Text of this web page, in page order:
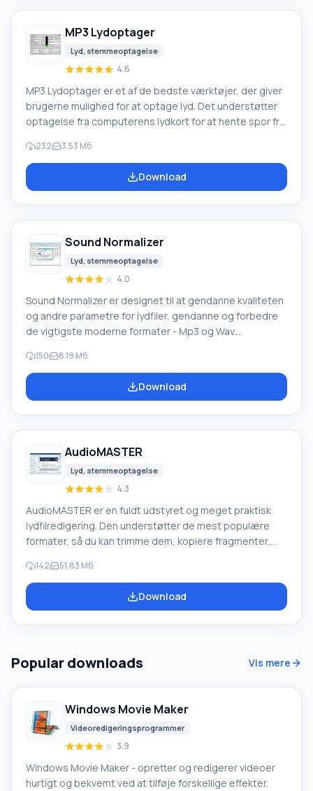
MP3 Lydoptager
Lyd, stemmeoptagelse
4.6
MP3 Lydoptager er et af de bedste værktøjer, der giver
brugerne mulighed for at optage lyd. Det understøtter
optagelse fra computerens lydkort for at hente spor fra
meget seriøs funktionalitet til at arbejde med en
mikrofon. Det vil være nyttigt til optagelse af lydbøger,
podcasts og kommentarer. Og den enkle grænseflade
Vælg optageformatet
232 3.53 Мб
Download
Sound Normalizer
Lyd, stemmeoptagelse
4.0
Sound Normalizer er designet til at gendanne kvaliteten
og andre parametre for lydfiler, gendanne og forbedre
de vigtigste moderne formater - Mp3 og Wav.
gennemsnitsniveau, afhængigt af de indledende data
og den krævede opgave. Tag-redigering er en universel
måde at indstille de nødvendige oplysninger om et spor
150 8.19 Мб
Download
AudioMASTER
Lyd, stemmeoptagelse
4.3
AudioMASTER er en fuldt udstyret og meget praktisk
lydfilredigering. Den understøtter de mest populære
formater, så du kan trimme dem, kopiere fragmenter,
ringetoneoprettelsesfunktion og en imponerende
pakke af effekter - alt dette har fundet sin anvendelse i
dette program. På trods af dens brede muligheder
142 51.83 Мб
Download
Popular downloads Vis mere
Windows Movie Maker
Videoredigeringsprogrammer
3.9
Windows Movie Maker - opretter og redigerer videoer
hurtigt og bekvemt ved at tilføje forskellige effekter.